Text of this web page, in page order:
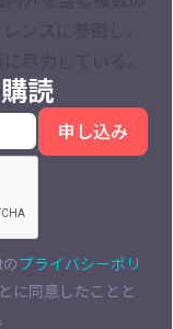
読
プライバシーポリ
に同意したことと